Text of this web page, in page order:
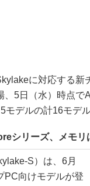
に対応する新
、5日（水）時点
モデルの計16モデ
シリーズ、メモ
S）は、6月
PC向けモデルが登